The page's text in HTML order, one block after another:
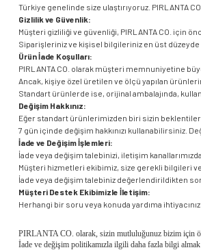
Türkiye genelinde size ulaştırıyoruz. PIRLANTA
Gizlilik ve Güvenlik:
Müşteri gizliliği ve güvenliği, PIRLANTA CO. için
Siparişleriniz ve kişisel bilgileriniz en üst
Ürün İade Koşulları:
PIRLANTA CO. olarak müşteri memnuniyetine
Ancak, kişiye özel üretilen ve ölçü yapılan
Standart ürünlerde ise, orijinal ambalajında,
Değişim Hakkınız:
Eğer standart ürünlerimizden biri sizin
7 gün içinde değişim hakkınızı kullanabilirsiniz.
İade ve Değişim İşlemleri:
İade veya değişim talebinizi, iletişim
Müşteri hizmetleri ekibimiz, size gerekli bilgileri ve
İade veya değişim talebiniz değerlendirildikten
Müşteri Destek Ekibimizle İletişim:
Herhangi bir soru veya konuda yardıma
PIRLANTA CO. olarak, sizin mutluluğunuz bizim için
İade ve değişim politikamızla ilgili daha fazla bilgi